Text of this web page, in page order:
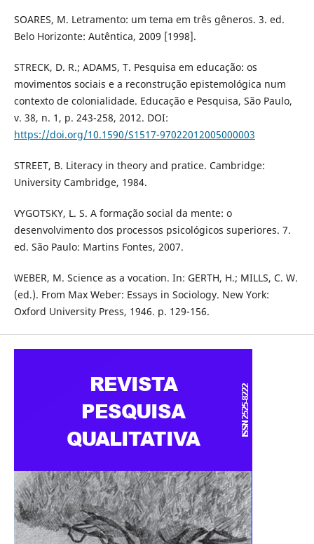
SOARES, M. Letramento: um tema em três gêneros. 3. ed.
Belo Horizonte: Autêntica, 2009 [1998].
STRECK, D. R.; ADAMS, T. Pesquisa em educação: os
movimentos sociais e a reconstrução epistemológica num
contexto de colonialidade. Educação e Pesquisa, São Paulo,
v. 38, n. 1, p. 243-258, 2012. DOI:
https://doi.org/10.1590/S1517-97022012005000003
STREET, B. Literacy in theory and pratice. Cambridge:
University Cambridge, 1984.
VYGOTSKY, L. S. A formação social da mente: o
desenvolvimento dos processos psicológicos superiores. 7.
ed. São Paulo: Martins Fontes, 2007.
WEBER, M. Science as a vocation. In: GERTH, H.; MILLS, C. W.
(ed.). From Max Weber: Essays in Sociology. New York:
Oxford University Press, 1946. p. 129-156.